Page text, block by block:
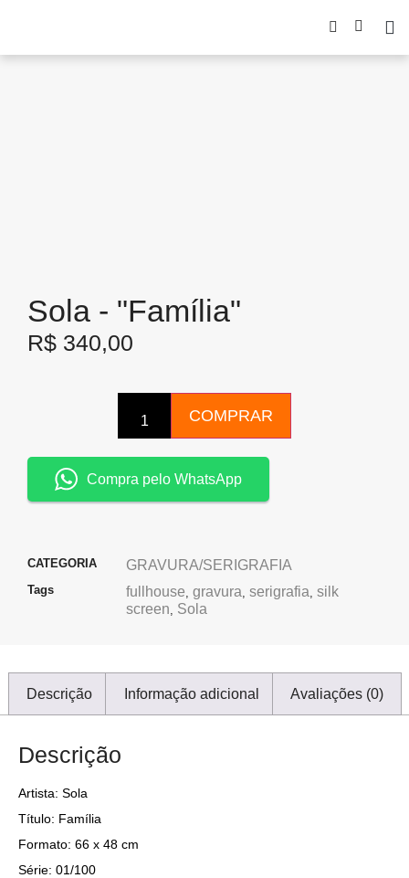
Sola - "Família"
R$ 340,00
COMPRAR
Compra pelo WhatsApp
CATEGORIA GRAVURA/SERIGRAFIA
Tags fullhouse, gravura, serigrafia, silk
screen, Sola
Descrição Informação adicional Avaliações (0)
Descrição
Artista: Sola
Título: Família
Formato: 66 x 48 cm
Série: 01/100